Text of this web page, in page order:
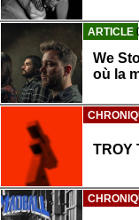
ARTICLE
We
où la
TROY